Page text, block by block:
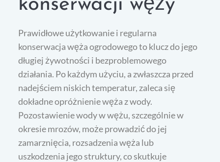
konserwacji węży
Prawidłowe użytkowanie i regularna
konserwacja węża ogrodowego to klucz do jego
długiej żywotności i bezproblemowego
działania. Po każdym użyciu, a zwłaszcza przed
nadejściem niskich temperatur, zaleca się
dokładne opróżnienie węża z wody.
Pozostawienie wody w wężu, szczególnie w
okresie mrozów, może prowadzić do jej
zamarznięcia, rozsadzenia węża lub
uszkodzenia jego struktury, co skutkuje